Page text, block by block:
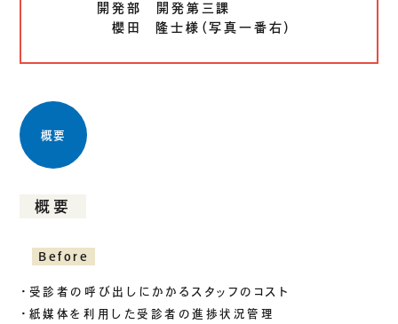
SUSTAINABILITY
サステナビリティ
セキュリティポリシー
SDGsへの取り組み
コンプライアンス
労働情報の公開
COMPANY
ご挨拶
開発部 開発第三課
櫻田 隆士様（写真一番右）
概要
概要
Before
・受診者の呼び出しにかかるスタッフのコスト
・紙媒体を利用した受診者の進捗状況管理